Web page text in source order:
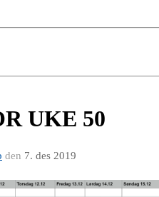
UKE 50
den 7. des 2019